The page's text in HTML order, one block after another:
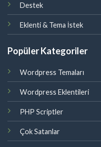
Destek
Eklenti & Tema İstek
Popüler Kategoriler
Wordpress Temaları
Wordpress Eklentileri
PHP Scriptler
Çok Satanlar